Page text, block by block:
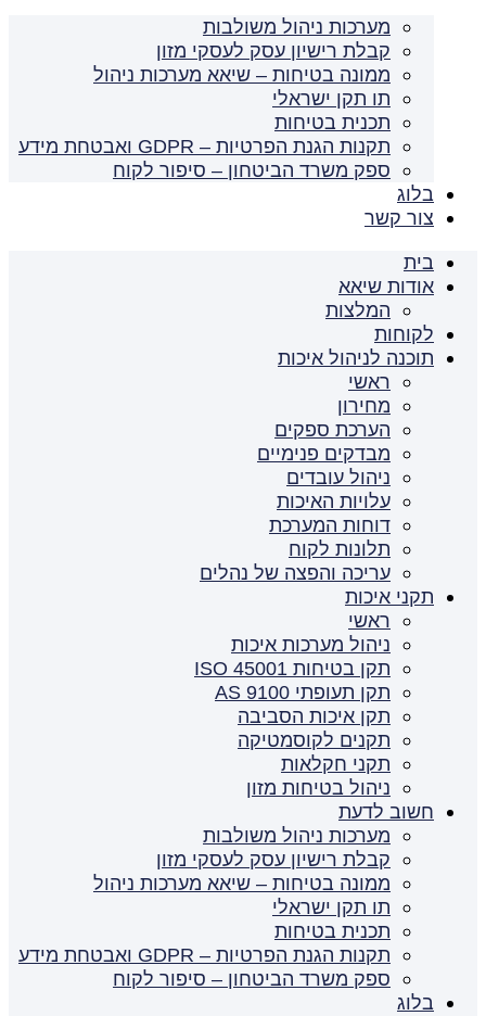
מערכות ניהול משולבות
קבלת רישיון עסק לעסקי מזון
ממונה בטיחות – שיאא מערכות ניהול
תו תקן ישראלי
תכנית בטיחות
תקנות הגנת הפרטיות – GDPR ואבטחת מידע
ספק משרד הביטחון – סיפור לקוח
בלוג
צור קשר
בית
אודות שיאא
המלצות
לקוחות
תוכנה לניהול איכות
ראשי
מחירון
הערכת ספקים
מבדקים פנימיים
ניהול עובדים
עלויות האיכות
דוחות המערכת
תלונות לקוח
עריכה והפצה של נהלים
תקני איכות
ראשי
ניהול מערכות איכות
תקן בטיחות ISO 45001
תקן תעופתי AS 9100
תקן איכות הסביבה
תקנים לקוסמטיקה
תקני חקלאות
ניהול בטיחות מזון
חשוב לדעת
מערכות ניהול משולבות
קבלת רישיון עסק לעסקי מזון
ממונה בטיחות – שיאא מערכות ניהול
תו תקן ישראלי
תכנית בטיחות
תקנות הגנת הפרטיות – GDPR ואבטחת מידע
ספק משרד הביטחון – סיפור לקוח
בלוג